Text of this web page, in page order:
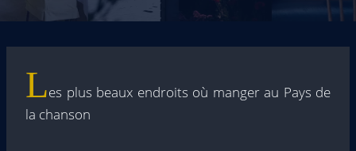
Les plus beaux endroits où manger au Pays de
la chanson